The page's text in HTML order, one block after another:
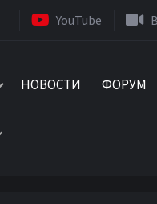
YouTube
НОВОСТИ ФОРУМ